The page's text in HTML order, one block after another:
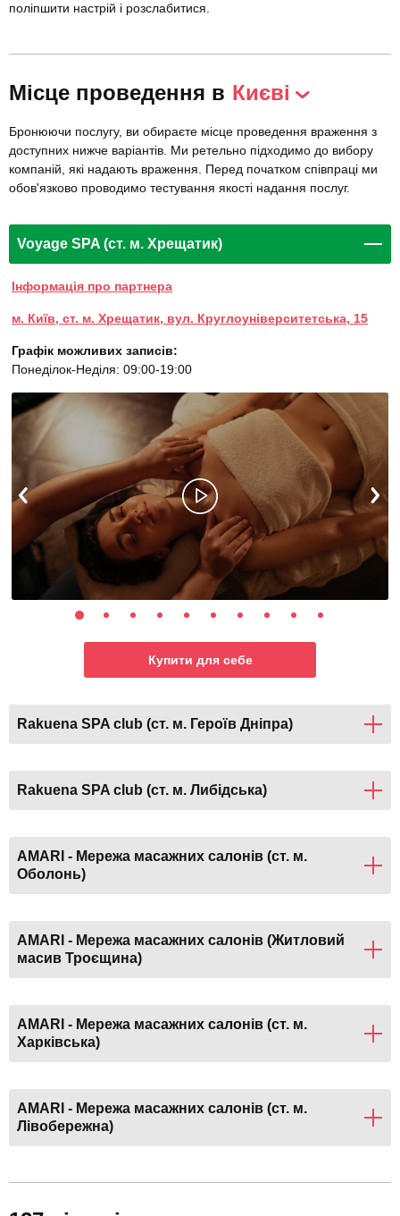
поліпшити настрій і розслабитися.
Місце проведення в Києві
Бронюючи послугу, ви обираєте місце проведення враження з
доступних нижче варіантів. Ми ретельно підходимо до вибору
компаній, які надають враження. Перед початком співпраці ми
обов'язково проводимо тестування якості надання послуг.
Voyage SPA (ст. м. Хрещатик)
Інформація про партнера
м. Київ, ст. м. Хрещатик, вул. Круглоуніверситетська, 15
Графік можливих записів:
Понеділок-Неділя: 09:00-19:00
Купити для себе
Rakuena SPA club (ст. м. Героїв Дніпра)
Rakuena SPA club (ст. м. Либідська)
AMARI - Мережа масажних салонів (ст. м.
Оболонь)
AMARI - Мережа масажних салонів (Житловий
масив Троєщина)
AMARI - Мережа масажних салонів (ст. м.
Харківська)
AMARI - Мережа масажних салонів (ст. м.
Лівобережна)